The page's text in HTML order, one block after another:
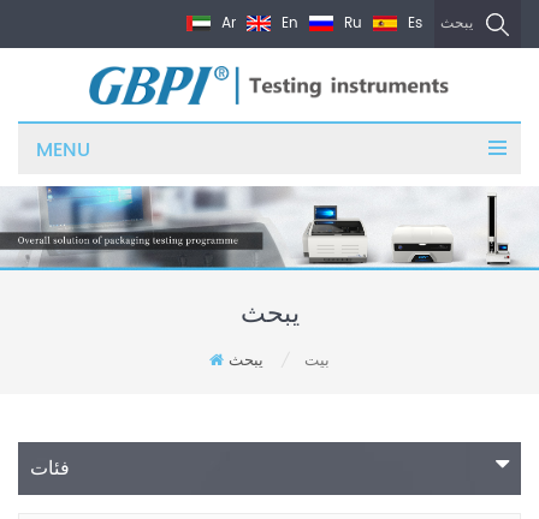
يبحث Ar En Ru Es
MENU
يبحث
بيت يبحث
فئات